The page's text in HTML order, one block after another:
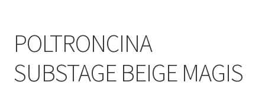
POLTRONCINA
SUBSTAGE BEIGE MAGIS